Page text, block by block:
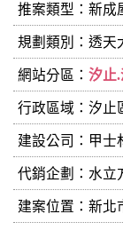
推案類型：新成
規劃類別：透天
網站分區： 汐止
行政區域：汐止
建設公司： 甲士
代銷企劃：水立
建案位置：新北